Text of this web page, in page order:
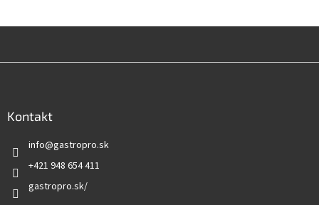
Kontakt
info@gastropro.sk
+421 948 654 411
gastropro.sk/